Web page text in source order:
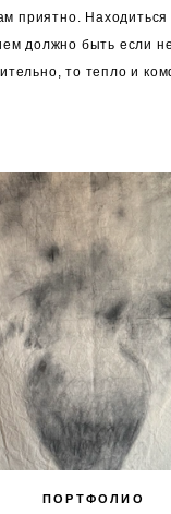
приятно.
должно быть если
то тепло и
ПОРТФОЛИО